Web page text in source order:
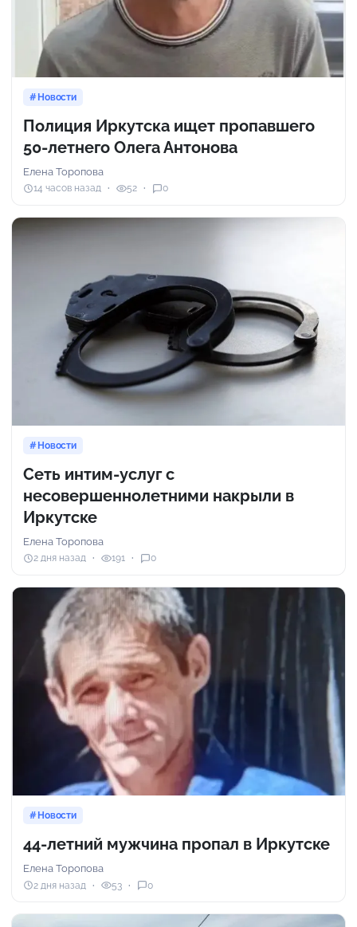
Новости
Полиция Иркутска ищет пропавшего
50-летнего Олега Антонова
Елена Торопова
14 часов назад 52 0
Новости
Сеть интим-услуг с
несовершеннолетними накрыли в
Иркутске
Елена Торопова
2 дня назад 191 0
Новости
44-летний мужчина пропал в Иркутске
Елена Торопова
2 дня назад 53 0